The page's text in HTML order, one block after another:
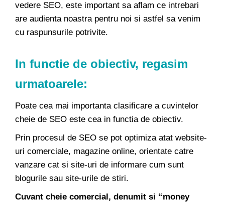
vedere SEO, este important sa aflam ce intrebari
are audienta noastra pentru noi si astfel sa venim
cu raspunsurile potrivite.
In functie de obiectiv, regasim
urmatoarele:
Poate cea mai importanta clasificare a cuvintelor
cheie de SEO este cea in functia de obiectiv.
Prin procesul de SEO se pot optimiza atat website-
uri comerciale, magazine online, orientate catre
vanzare cat si site-uri de informare cum sunt
blogurile sau site-urile de stiri.
Cuvant cheie comercial, denumit si “money